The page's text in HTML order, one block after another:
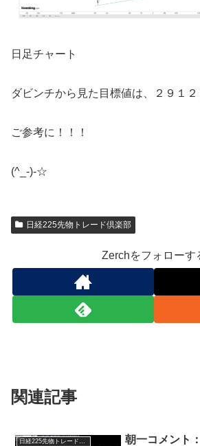
日足チャート
ダビンチから見た目標値は、２９１２
ご参考に！！！
(^_-)-☆
日経225先物トレード倶楽部
Zerchをフォローす
関連記事
朝一コメント